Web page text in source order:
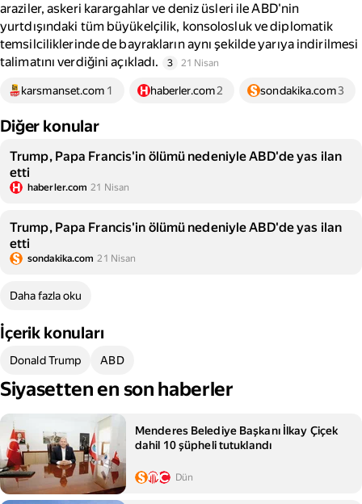
araziler, askeri karargahlar ve deniz üsleri ile ABD'nin
yurtdışındaki tüm büyükelçilik, konsolosluk ve diplomatik
temsilciliklerinde de bayrakların aynı şekilde yarıya indirilmesi
talimatını verdiğini açıkladı.
3 21 Nisan
karsmanset.com 1 haberler.com2 sondakika.com3
Diğer konular
Trump, Papa Francis'in ölümü nedeniyle ABD'de yas ilan
etti
haberler.com 21 Nisan
Trump, Papa Francis'in ölümü nedeniyle ABD'de yas ilan
etti
sondakika.com 21 Nisan
Daha fazla oku
İçerik konuları
Donald Trump ABD
Siyasetten en son haberler
Menderes Belediye Başkanı İlkay Çiçek
dahil 10 şüpheli tutuklandı
Dün